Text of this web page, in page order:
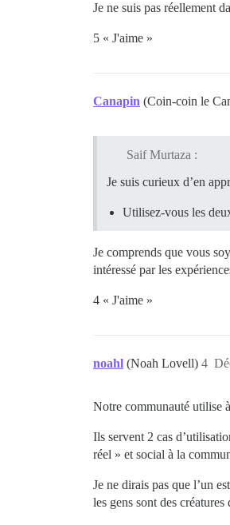
Je ne suis pas réellement
5 « J'aime »
Canapin (Coin-coin le
Saif Murtaza :
Je suis curieux d’en
Utilisez-vous les
Je comprends que vous
intéressé par les
4 « J'aime »
noahl (Noah Lovell) 4
Notre communauté utilise
Ils servent 2 cas
réel » et social à la
Je ne dirais pas que l’un
les gens sont des